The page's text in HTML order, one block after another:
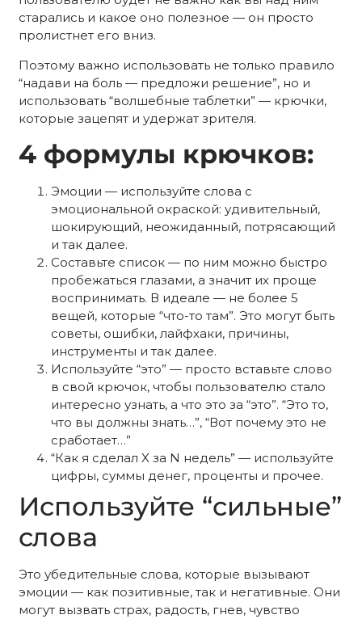
старались и какое оно полезное — он просто
пролистнет его вниз.
Поэтому важно использовать не только правило
“надави на боль — предложи решение”, но и
использовать “волшебные таблетки” — крючки,
которые зацепят и удержат зрителя.
4 формулы крючков:
Эмоции — используйте слова с
эмоциональной окраской: удивительный,
шокирующий, неожиданный, потрясающий
и так далее.
Составьте список — по ним можно быстро
пробежаться глазами, а значит их проще
воспринимать. В идеале — не более 5
вещей, которые “что-то там”. Это могут быть
советы, ошибки, лайфхаки, причины,
инструменты и так далее.
Используйте “это” — просто вставьте слово
в свой крючок, чтобы пользователю стало
интересно узнать, а что это за “это”. “Это то,
что вы должны знать…”, “Вот почему это не
сработает…”
“Как я сделал X за N недель” — используйте
цифры, суммы денег, проценты и прочее.
Используйте “сильные”
слова
Это убедительные слова, которые вызывают
эмоции — как позитивные, так и негативные. Они
могут вызвать страх, радость, гнев, чувство